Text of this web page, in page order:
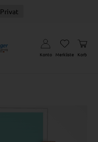
Privat
Konto Merkliste Korb